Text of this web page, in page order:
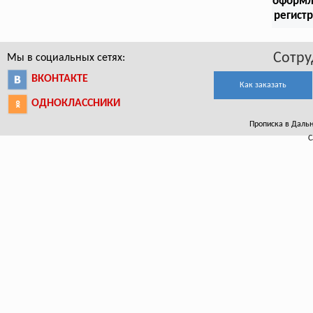
Мы в социальных сетях:
ВКОНТАКТЕ
ОДНОКЛАССНИКИ
Как заказать
Прописка в